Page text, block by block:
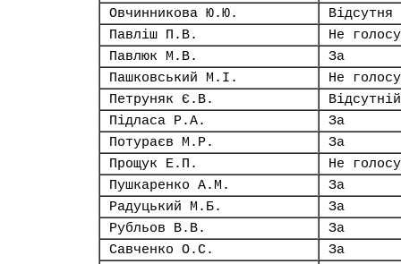
Овчинникова Ю.Ю.
Відсутня
Павліш П.В.
Не
Павлюк М.В.
За
Пашковський М.І.
Не
Петруняк Є.В.
Відсутній
Підласа Р.А.
За
Потураєв М.Р.
За
Прощук Е.П.
Не
Пушкаренко А.М.
За
Радуцький М.Б.
За
Рубльов В.В.
За
Савченко О.С.
За